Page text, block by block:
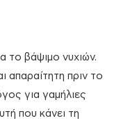
το βάψιμο νυχιών.
απαραίτητη πριν το
για γαμήλιες
που κάνει τη